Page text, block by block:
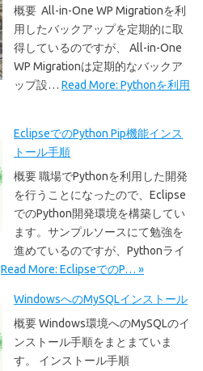
概要 All-in-One WP Migrationを利
用したバックアップを定期的に取
得しているのですが、 All-in-One
WP Migrationは定期的なバックア
ップ設… Read More: Pythonを利用
EclipseでのPython Pip機能インス
トール手順
概要 職場でPythonを利用した開発
を行うことになったので、Eclipse
でのPython開発環境を構築してい
ます。サンプルソースにて勉強を
進めているのですが、Pythonライ
Read More: EclipseでのP… »
WindowsへのMySQLインストール
概要 Windows環境へのMySQLのイ
ンストール手順をまとまていま
す。 インストール手順